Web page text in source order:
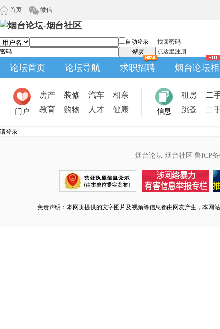
首页 微信
自动登录
找回密码
密码
登录 点这里注册
论坛首页 论坛导航 求职招聘 烟台论坛
门户
房产 装修 汽车
相亲
教育
购物 人才 健康 信息
租房
二
跳蚤
二
请登录
烟台论坛-烟台社区 鲁ICP备
免责声明：本网页提供的文字图片及视频等信息都由网友产生，本网